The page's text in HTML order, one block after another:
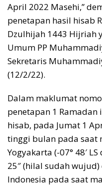
April 2022 Masehi,”
penetapan hasil hisab
Dzulhijah 1443 Hijriah
Umum PP
Sekretaris
(12/2/22).
Dalam maklumat
penetapan 1
hisab, pada Jumat 1
tinggi bulan pada saat
Yogyakarta (-07° 48′ LS
25″ (hilal sudah
Indonesia pada saat